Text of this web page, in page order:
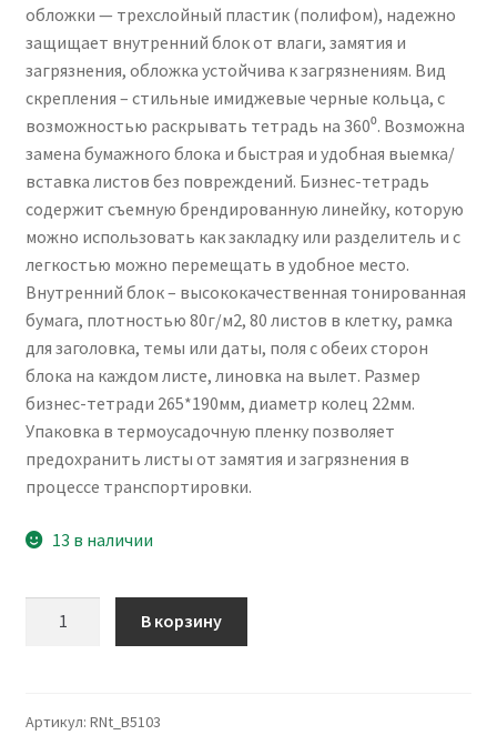
обложки — трехслойный пластик (полифом), надежно
защищает внутренний блок от влаги, замятия и
загрязнения, обложка устойчива к загрязнениям. Вид
скрепления – стильные имиджевые черные кольца, с
возможностью раскрывать тетрадь на 360⁰. Возможна
замена бумажного блока и быстрая и удобная выемка/
вставка листов без повреждений. Бизнес-тетрадь
содержит съемную брендированную линейку, которую
можно использовать как закладку или разделитель и с
легкостью можно перемещать в удобное место.
Внутренний блок – высококачественная тонированная
бумага, плотностью 80г/м2, 80 листов в клетку, рамка
для заголовка, темы или даты, поля с обеих сторон
блока на каждом листе, линовка на вылет. Размер
бизнес-тетради 265*190мм, диаметр колец 22мм.
Упаковка в термоусадочную пленку позволяет
предохранить листы от замятия и загрязнения в
процессе транспортировки.
13 в наличии
В5+,
В корзину
Артикул: RNt_B5103